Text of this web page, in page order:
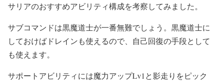
サリアのおすすめアビリティ構成を考察してみました。
サブコマンドは黒魔道士が一番無難でしょう。黒魔道士に
しておけばドレインも使えるので、自己回復の手段として
も使えます。
サポートアビリティには魔力アップLv1と影走りをピック